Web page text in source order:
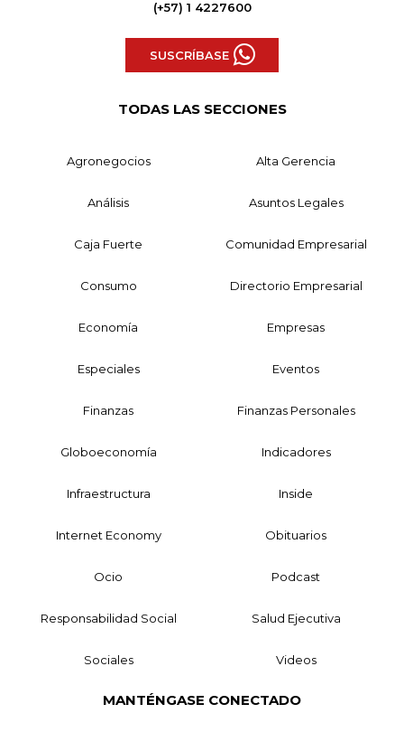
(+57) 1 4227600
SUSCRÍBASE
TODAS LAS SECCIONES
Agronegocios Alta Gerencia
Análisis Asuntos Legales
Caja Fuerte Comunidad Empresarial
Consumo Directorio Empresarial
Economía Empresas
Especiales Eventos
Finanzas Finanzas Personales
Globoeconomía Indicadores
Infraestructura Inside
Internet Economy Obituarios
Ocio Podcast
Responsabilidad Social Salud Ejecutiva
Sociales Videos
MANTÉNGASE CONECTADO